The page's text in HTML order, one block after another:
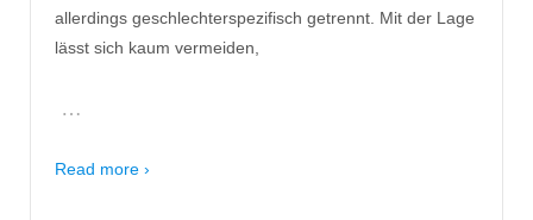
allerdings geschlechterspezifisch getrennt. Mit der Lage
lässt sich kaum vermeiden,
…
Read more ›